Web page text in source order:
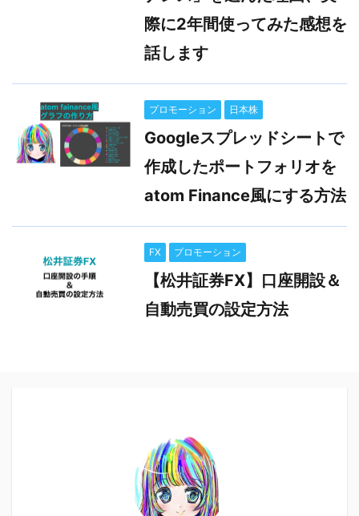
際に2年間使ってみた感想を
話します
プロモーション 日本株
Googleスプレッドシートで
作成したポートフォリオを
atom Finance風にする方法
FX プロモーション
【松井証券FX】口座開設＆
自動売買の設定方法